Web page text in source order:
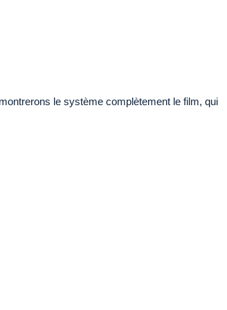
le système complètement le film, qui